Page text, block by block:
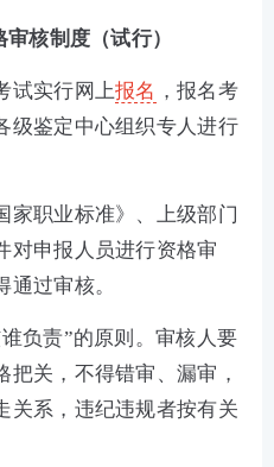
核制度（试行）
试实行网上报名 ，报名考
级鉴定中心组织专人进行
家职业标准》、上级部门
对申报人员进行资格审
过审核。
负责”的原则。审核人要
关，不得错审、漏审，
关系，违纪违规者按有关